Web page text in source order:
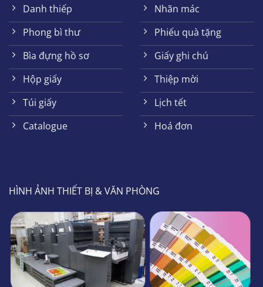
Danh thiếp
Phong bì thư
Bìa đựng hồ sơ
Hộp giấy
Túi giấy
Catalogue
Nhãn mác
Phiếu quà tặng
Giấy ghi chú
Thiệp mời
Lịch tết
Hoá đơn
HÌNH ẢNH THIẾT BỊ & VĂN PHÒNG